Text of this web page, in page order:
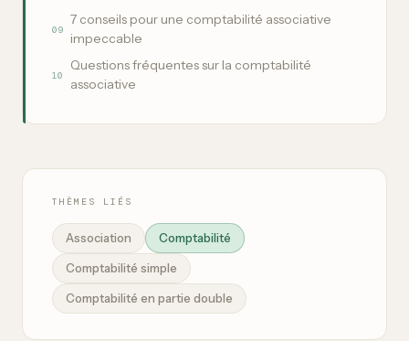
09
7 conseils pour une comptabilité associative
impeccable
10
Questions fréquentes sur la comptabilité
associative
THÈMES LIÉS
Association Comptabilité
Comptabilité simple
Comptabilité en partie double